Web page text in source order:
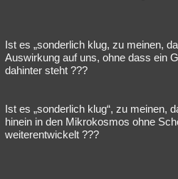
Ist es „sonderlich klug, zu meinen,
Auswirkung auf uns, ohne dass ein
dahinter steht ???
Ist es „sonderlich klug“, zu meinen,
hinein in den Mikrokosmos ohne
weiterentwickelt ???